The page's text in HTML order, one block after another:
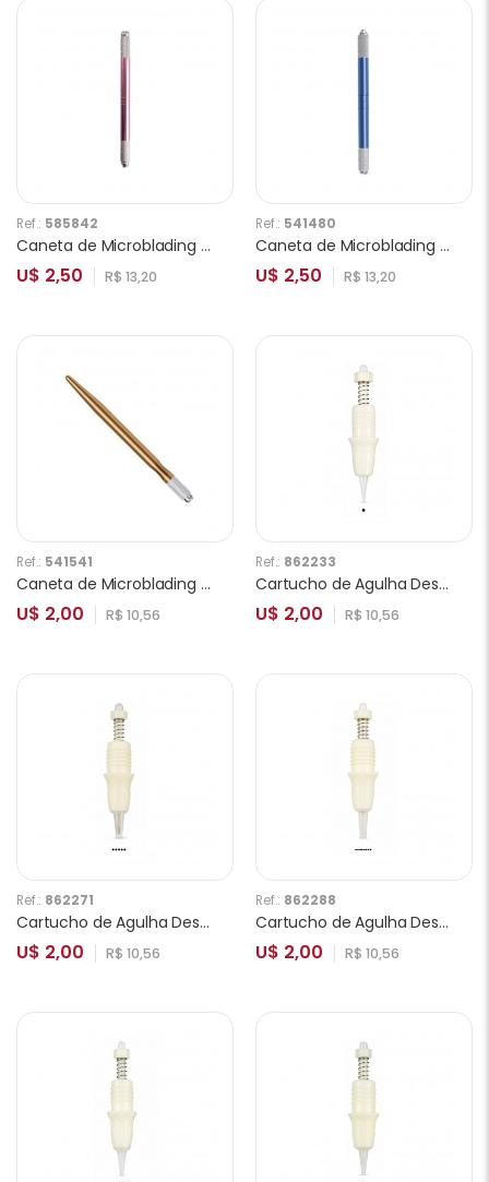
Ref.: 585842
Caneta de Microblading Ponta Dupla Rosa
U$ 2,50 R$ 13,20
Ref.: 541480
Caneta de Microblading Ponta Dupla Azul
U$ 2,50 R$ 13,20
Ref.: 541541
Caneta de Microblading Ponta Simples Dourado
U$ 2,00 R$ 10,56
Ref.: 862233
Cartucho de Agulha Descartável Charmant para Tatuagem D1R
U$ 2,00 R$ 10,56
Ref.: 862271
Cartucho de Agulha Descartável Charmant para Tatuagem 5F
U$ 2,00 R$ 10,56
Ref.: 862288
Cartucho de Agulha Descartável Charmant para Tatuagem 7F
U$ 2,00 R$ 10,56